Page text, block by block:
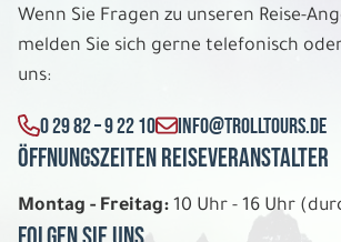
Wenn Sie Fragen zu unseren Reise-
melden Sie sich gerne telefonisch
uns:
0 29 82 – 9 22 10 INFO@TROLLTOURS.DE
Öffnungszeiten Reiseveranstalter
Montag - Freitag: 10 Uhr - 16 Uhr